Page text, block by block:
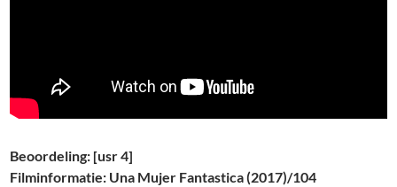
Beoordeling: [usr 4]
Filminformatie: Una Mujer Fantastica (2017)/104